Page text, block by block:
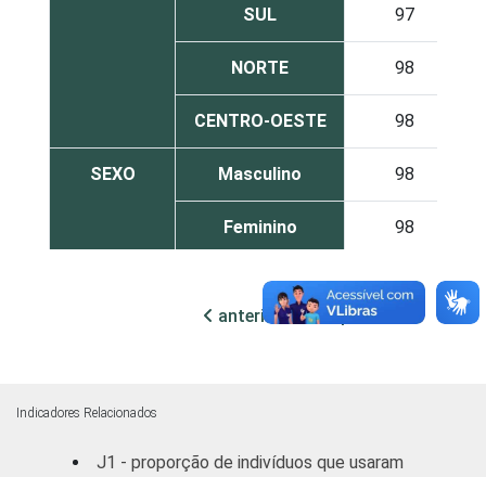
SUL 97
NORTE 98
CENTRO-OESTE 98
SEXO Masculino 98
Feminino 98
Analfabeto /
Educação infantil
98
Superior 98
anterior próxima
Indicadores Relacionados
J1 - proporção de indivíduos que usaram